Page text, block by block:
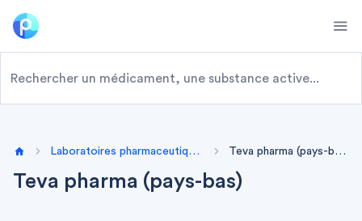
Home
Laboratoires pharmaceutiques Teva pharma (pays-bas)
Teva pharma (pays-bas)